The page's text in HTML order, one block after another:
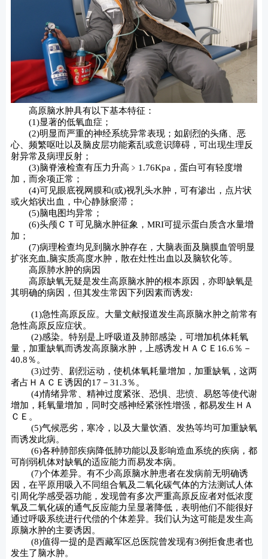
高原脑水肿具有以下基本特征：
(1)显著的低氧血症；
(2)明显而严重的神经系统异常表现；如剧烈的头痛、恶
心、频繁呕吐以及脑皮层功能紊乱或意识障碍，可出现生理反
射异常及病理反射；
(3)脑脊液检查有压力升高﹥1.76Kpa，蛋白可有轻度增
加，而余项正常；
(4)可见眼底视网膜和(或)视乳头水肿，可有渗出，点片状
或火焰状出血，中心静脉瘀滞；
(5)脑电图均异常；
(6)头颅ＣＴ可见脑水肿征象，MRI可提示蛋白质含水量增
加；
(7)病理检查均见到脑水肿存在，大脑表面及脑膜血管明显
扩张充血,脑实质高度水肿，散在灶性出血以及脑软化等。
高原肺水肿的病因
高原缺氧无疑是发生高原脑水肿的根本原因，亦即缺氧是
其明确的病因，但其发生常因下列因素而诱发:
(1)急性高原反应。大量文献报道发生高原脑水肿之前常有
急性高原反应症状。
(2)感染。特别是上呼吸道及肺部感染，可增加机体耗氧
量，加重缺氧而诱发高原脑水肿，上感诱发ＨＡＣＥ16.6％－
40.8％。
(3)过劳、剧烈运动，使机体氧耗量增加，加重缺氧，这两
者占ＨＡＣＥ诱因的17－31.3％。
(4)情绪异常、精神过度紧张、恐惧、悲愤、易怒等使代谢
增加，耗氧量增加，同时交感神经紧张性增强，都易发生ＨＡ
ＣＥ。
(5)气候恶劣，寒冷，以及大量饮酒、发热等均可加重缺氧
而诱发此病。
(6)各种肺部疾病降低肺功能以及影响造血系统的疾病，都
可削弱机体对缺氧的适应能力而易发本病。
(7)个体差异。有不少高原脑水肿患者在发病前无明确诱
因，在平原用吸入不同组合氧及二氧化碳气体的方法测试人体
引周化学感受器功能，发现曾有多次严重高原反应者对低浓度
氧及二氧化碳的通气反应能力呈显著降低，表明他们不能很好
通过呼吸系统进行代偿的个体差异。我们认为这可能是发生高
原脑水肿的主要诱因。
(8)值得一提的是西藏军区总医院曾发现有3例拒食患者也
发生了脑水肿。